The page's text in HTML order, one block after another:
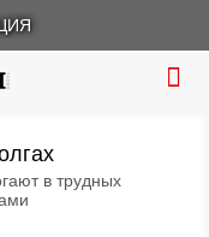
в трудных